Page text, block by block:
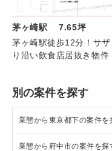
茅ヶ崎駅 7.65坪
茅ヶ崎駅徒歩12分！サザ
り沿い飲食店居抜き物件
別の案件を探す
業態から東京都下の案件を
東京都下のラーメンの居
業態から府中市の案件を探